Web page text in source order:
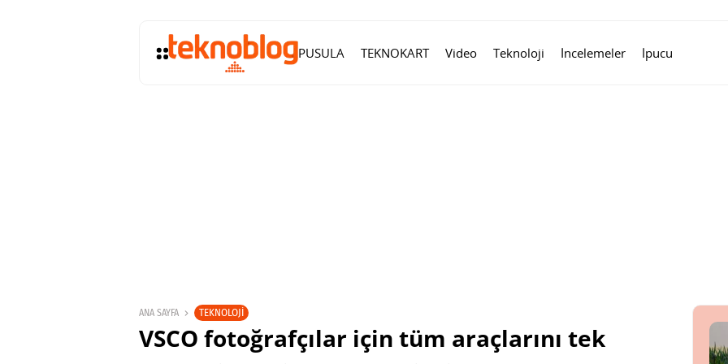
PUSULA TEKNOKART Video Teknoloji İncelemeler İpucu
ANA SAYFA TEKNOLOJI
VSCO fotoğrafçılar için tüm araçlarını tek